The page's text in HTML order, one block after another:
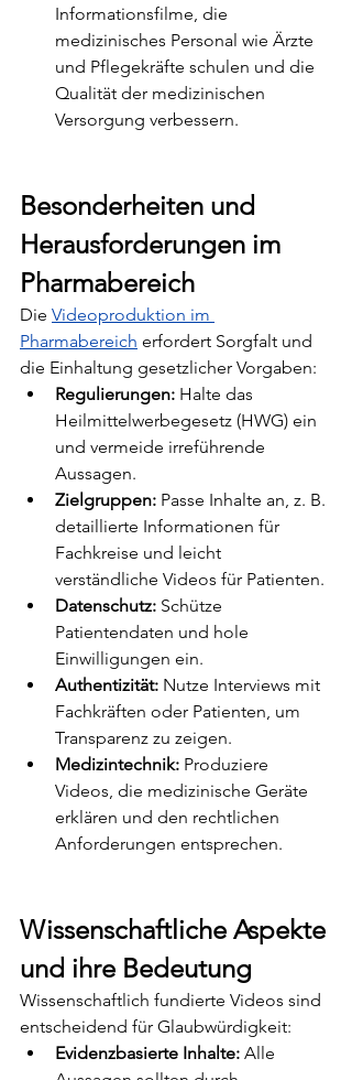
Informationsfilme, die
medizinisches Personal wie Ärzte
und Pflegekräfte schulen und die
Qualität der medizinischen
Versorgung verbessern.
Besonderheiten und
Herausforderungen im
Pharmabereich
Die Videoproduktion im
Pharmabereich erfordert Sorgfalt und
die Einhaltung gesetzlicher Vorgaben:
Regulierungen: Halte das
Heilmittelwerbegesetz (HWG) ein
und vermeide irreführende
Aussagen.
Zielgruppen: Passe Inhalte an, z. B.
detaillierte Informationen für
Fachkreise und leicht
verständliche Videos für Patienten.
Datenschutz: Schütze
Patientendaten und hole
Einwilligungen ein.
Authentizität: Nutze Interviews mit
Fachkräften oder Patienten, um
Transparenz zu zeigen.
Medizintechnik: Produziere
Videos, die medizinische Geräte
erklären und den rechtlichen
Anforderungen entsprechen.
Wissenschaftliche Aspekte
und ihre Bedeutung
Wissenschaftlich fundierte Videos sind
entscheidend für Glaubwürdigkeit:
Evidenzbasierte Inhalte: Alle